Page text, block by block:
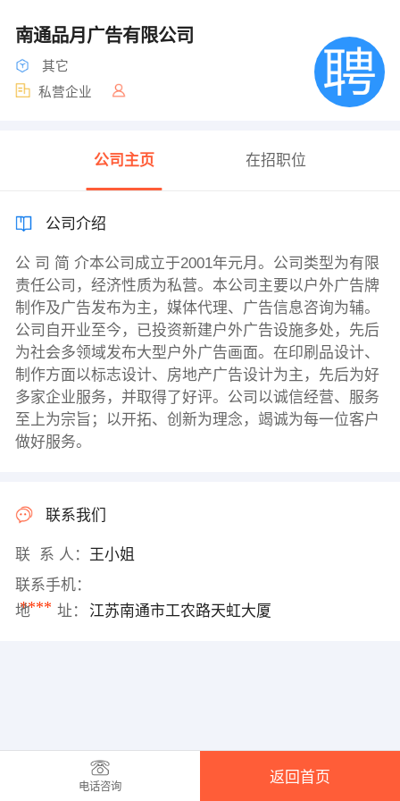
南通品月广告有限公司
其它
私营企业
公司主页 在招职位
公司介绍
公 司 简 介本公司成立于2001年元月。公司类型为有限
责任公司，经济性质为私营。本公司主要以户外广告牌
制作及广告发布为主，媒体代理、广告信息咨询为辅。
公司自开业至今，已投资新建户外广告设施多处，先后
为社会多领域发布大型户外广告画面。在印刷品设计、
制作方面以标志设计、房地产广告设计为主，先后为好
多家企业服务，并取得了好评。公司以诚信经营、服务
至上为宗旨；以开拓、创新为理念，竭诚为每一位客户
做好服务。
联系我们
联 系 人： 王小姐
联系手机：
****
地 址： 江苏南通市工农路天虹大厦
电话咨询
返回首页